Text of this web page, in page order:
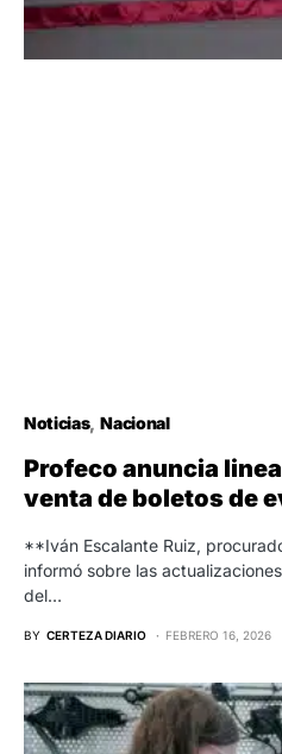
Noticias Nacional
Profeco anuncia
venta de boletos de
**Iván Escalante Ruiz,
informó sobre las
del…
BY CERTEZA DIARIO FEBRERO 16, 2026